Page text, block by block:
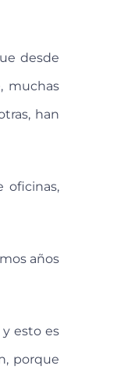
desde
muchas
han
oficinas,
años
esto es
porque